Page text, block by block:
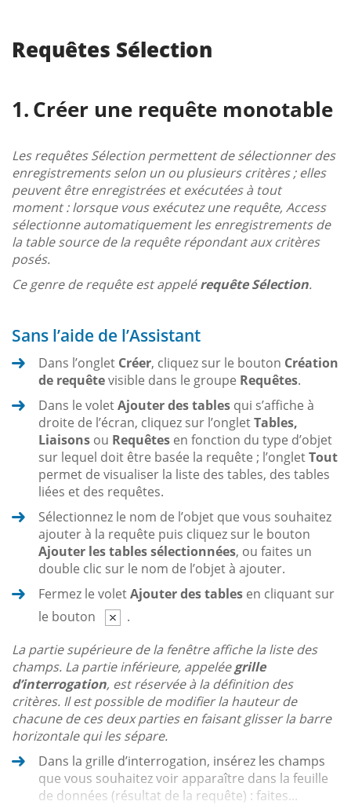
Requêtes Sélection
Créer une requête monotable
Les requêtes Sélection permettent de sélectionner des
enregistrements selon un ou plusieurs critères ; elles
peuvent être enregistrées et exécutées à tout
moment : lorsque vous exécutez une requête, Access
sélectionne automatiquement les enregistrements de
la table source de la requête répondant aux critères
posés.
Ce genre de requête est appelérequête Sélection.
Sans l’aide de l’Assistant
Dans l’onglet Créer, cliquez sur le bouton Création
de requêtevisible dans le groupe Requêtes.
Dans le voletAjouter des tables qui s’affiche à
droite de l’écran, cliquez sur l’ongletTables,
Liaisons ou Requêtes en fonction du type d’objet
sur lequel doit être basée la requête ; l’ongletTout
permet de visualiser la liste des tables, des tables
liées et des requêtes.
Sélectionnez le nom de l’objet que vous souhaitez
ajouter à la requête puis cliquez sur le bouton
Ajouter les tables sélectionnées, ou faites un
double clic sur le nom de l’objet à ajouter.
Fermez le voletAjouter des tables en cliquant sur
le bouton
.
La partie supérieure de la fenêtre affiche la liste des
champs. La partie inférieure, appeléegrille
d’interrogation, est réservée à la définition des
critères. Il est possible de modifier la hauteur de
chacune de ces deux parties en faisant glisser la barre
horizontale qui les sépare.
Dans la grille d’interrogation, insérez les champs
que vous souhaitez voir apparaître dans la feuille
de données (résultat de la requête) : faites...